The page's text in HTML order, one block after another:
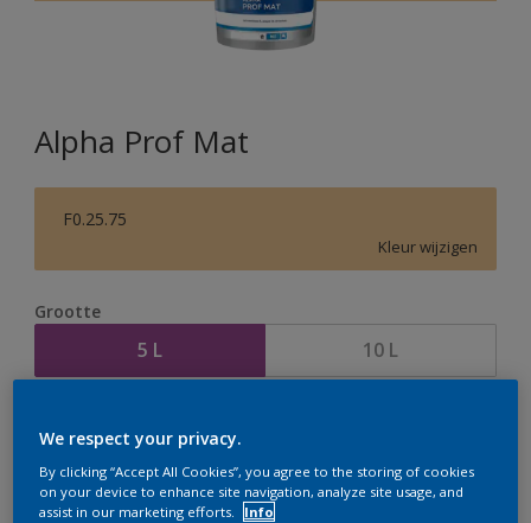
Alpha Prof Mat
F0.25.75
Kleur wijzigen
Grootte
5 L 10 L
Bereken
We respect your privacy.
By clicking “Accept All Cookies”, you agree to the storing of cookies
on your device to enhance site navigation, analyze site usage, and
assist in our marketing efforts.
Info